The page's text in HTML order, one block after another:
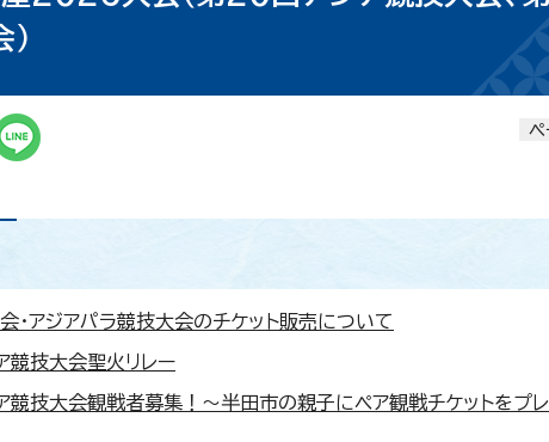
・アジアパラ競技大会のチケット販売について
競技大会聖火リレー
技大会観戦者募集！～半田市の親子にペア観戦チケットをプレ